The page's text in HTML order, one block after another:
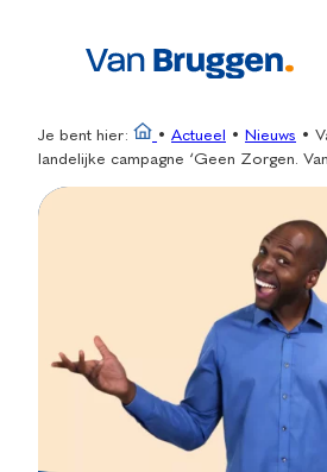
Je bent hier: • Actueel • Nieuws •
landelijke campagne ‘Geen Zorgen. Van